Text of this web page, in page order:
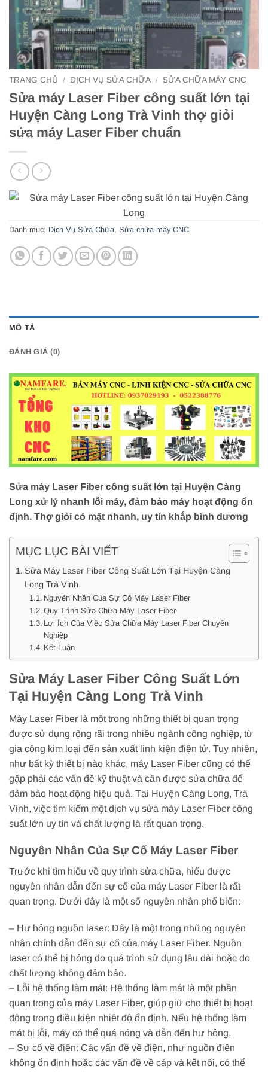
TRANG CHỦ / DỊCH VỤ SỬA CHỮA / SỬA CHỮA MÁY CNC
Sửa máy Laser Fiber công suất lớn tại
Huyện Càng Long Trà Vinh thợ giỏi
sửa máy Laser Fiber chuẩn
Danh mục: Dịch Vụ Sửa Chữa, Sửa chữa máy CNC
MÔ TẢ
ĐÁNH GIÁ (0)
Sửa máy Laser Fiber công suất lớn tại Huyện Càng
Long xử lý nhanh lỗi máy, đảm bảo máy hoạt động ổn
định. Thợ giỏi có mặt nhanh, uy tín khắp bình dương
MỤC LỤC BÀI VIẾT
Sửa Máy Laser Fiber Công Suất Lớn Tại Huyện Càng
Long Trà Vinh
Nguyên Nhân Của Sự Cố Máy Laser Fiber
Quy Trình Sửa Chữa Máy Laser Fiber
Lợi Ích Của Việc Sửa Chữa Máy Laser Fiber Chuyên
Nghiệp
Kết Luận
Sửa Máy Laser Fiber Công Suất Lớn
Tại Huyện Càng Long Trà Vinh
Máy Laser Fiber là một trong những thiết bị quan trọng
được sử dụng rộng rãi trong nhiều ngành công nghiệp, từ
gia công kim loại đến sản xuất linh kiện điện tử. Tuy nhiên,
như bất kỳ thiết bị nào khác, máy Laser Fiber cũng có thể
gặp phải các vấn đề kỹ thuật và cần được sửa chữa để
đảm bảo hoạt động hiệu quả. Tại Huyện Càng Long, Trà
Vinh, việc tìm kiếm một dịch vụ sửa máy Laser Fiber công
suất lớn uy tín và chất lượng là rất quan trọng.
Nguyên Nhân Của Sự Cố Máy Laser Fiber
Trước khi tìm hiểu về quy trình sửa chữa, hiểu được
nguyên nhân dẫn đến sự cố của máy Laser Fiber là rất
quan trọng. Dưới đây là một số nguyên nhân phổ biến:
– Hư hỏng nguồn laser: Đây là một trong những nguyên
nhân chính dẫn đến sự cố của máy Laser Fiber. Nguồn
laser có thể bị hỏng do quá trình sử dụng lâu dài hoặc do
chất lượng không đảm bảo.
– Lỗi hệ thống làm mát: Hệ thống làm mát là một phần
quan trọng của máy Laser Fiber, giúp giữ cho thiết bị hoạt
động trong điều kiện nhiệt độ ổn định. Nếu hệ thống làm
mát bị lỗi, máy có thể quá nóng và dẫn đến hư hỏng.
– Sự cố về điện: Các vấn đề về điện, như nguồn điện
không ổn định hoặc các vấn đề về cáp và kết nối, có thể